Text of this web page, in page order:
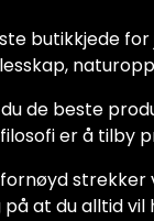
butikkjede
de beste
er å tilby
at du alltid